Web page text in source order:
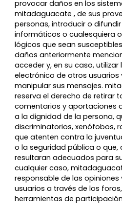
provocar daños en los
mitadaguacate , de sus
personas, introducir o
informáticos o cualesquiera
lógicos que sean
daños anteriormente
acceder y, en su caso,
electrónico de otros usuarios
manipular sus mensajes.
reserva el derecho de retirar
comentarios y aportaciones
a la dignidad de la persona,
discriminatorios, xenófobos,
que atenten contra la
o la seguridad pública o que,
resultaran adecuados para
cualquier caso,
responsable de las opiniones
usuarios a través de los
herramientas de